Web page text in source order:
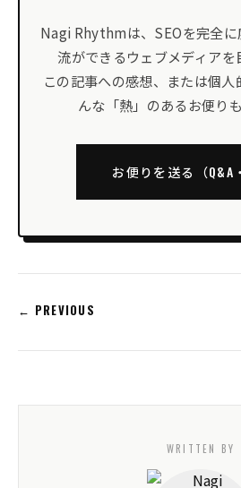
Nagi Rhythmは、SEOを完全
流ができるウェブメディアを
この記事への感想、または個
んな「熱」のあるお便り
お便りを送る（Q&A
← PREVIOUS
WRITTEN BY